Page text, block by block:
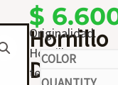
Hornillo
Difusor
$
Originalidad.
Hornillo
tetera.